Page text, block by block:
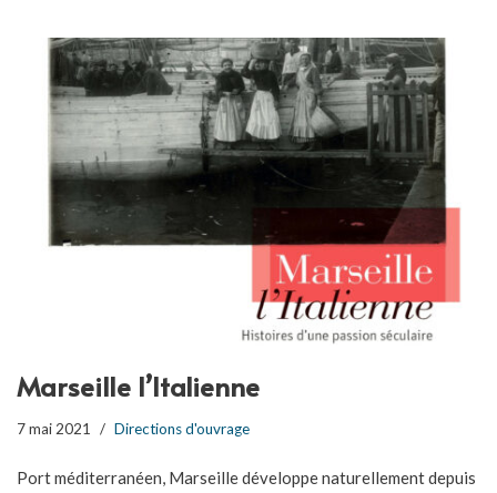
Marseille l’Italienne
7 mai 2021 Directions d'ouvrage
Port méditerranéen, Marseille développe naturellement depuis